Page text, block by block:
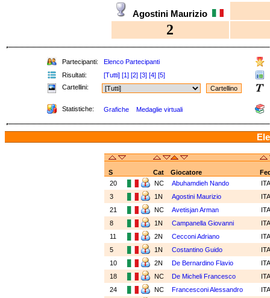
Agostini Maurizio
2
Partecipanti: Elenco Partecipanti
Risultati:
[Tutti] [1] [2] [3] [4] [5]
Cartellini:
Statistiche: Grafiche Medaglie virtuali
S Cat Giocatore
20
NC Abuhamdieh Nando
3
1N Agostini Maurizio
21
NC Avetisjan Arman
8
1N Campanella Giovanni
11
2N Cecconi Adriano
5
1N Costantino Guido
10
2N De Bernardino Flavio
18
NC De Micheli Francesco
24
NC Francesconi Alessandro